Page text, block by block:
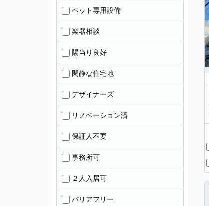
ペット専用設備
楽器相談
陽当り良好
閑静な住宅地
デザイナーズ
リノベーション済
保証人不要
事務所可
２人入居可
バリアフリー